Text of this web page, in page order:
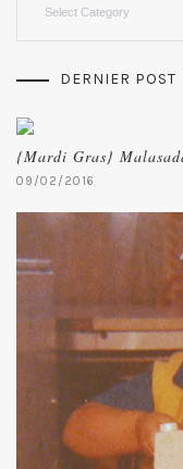
DERNIER POST
{Mardi Gras}
09/02/2016